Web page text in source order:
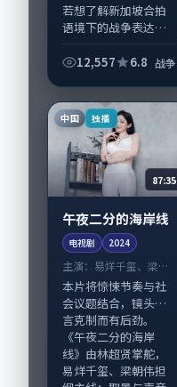
若想了解新加坡合拍
语境下的战争表达，
录》值得关注：剧情
春、宋佳与配角群戏
并重。影片2024年
面...
12,557 6.8 战争
中国 独播
87:35
午夜二分的海岸线
电视剧 2024
主演： 易烊千玺、梁朝
伟 等
本片将惊悚节奏与社
会议题结合，镜头语
言克制而有后劲。
《午夜二分的海岸
线》由林超贤掌舵，
易烊千玺、梁朝伟担